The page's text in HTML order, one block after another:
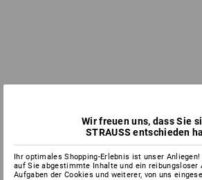
Wir freuen uns, dass Sie
STRAUSS entschieden
Ihr optimales Shopping-Erlebnis ist unser
auf Sie abgestimmte Inhalte und ein reibungsloser
Aufgaben der Cookies und weiterer, von uns